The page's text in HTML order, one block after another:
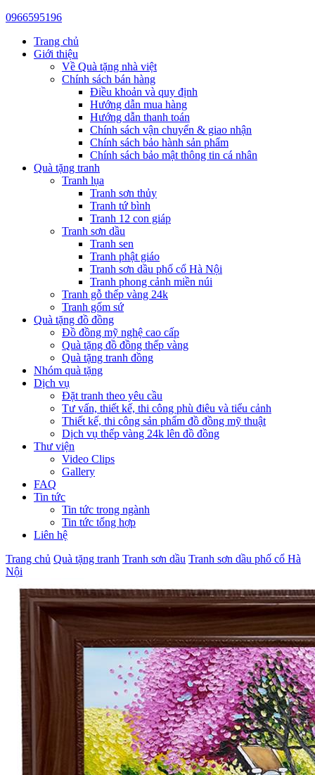
0966595196
Trang chủ
Giới thiệu
Về Quà tặng nhà việt
Chính sách bán hàng
Điều khoản và quy định
Hướng dẫn mua hàng
Hướng dẫn thanh toán
Chính sách vận chuyển & giao nhận
Chính sách bảo hành sản phẩm
Chính sách bảo mật thông tin cá nhân
Quà tặng tranh
Tranh lụa
Tranh sơn thủy
Tranh tứ bình
Tranh 12 con giáp
Tranh sơn dầu
Tranh sen
Tranh phật giáo
Tranh sơn dầu phố cổ Hà Nội
Tranh phong cảnh miền núi
Tranh gỗ thếp vàng 24k
Tranh gốm sứ
Quà tặng đồ đồng
Đồ đồng mỹ nghệ cao cấp
Quà tặng đồ đồng thếp vàng
Quà tặng tranh đồng
Nhóm quà tặng
Dịch vụ
Đặt tranh theo yêu cầu
Tư vấn, thiết kế, thi công phù điêu và tiểu cảnh
Thiết kế, thi công sản phẩm đồ đồng mỹ thuật
Dịch vụ thếp vàng 24k lên đồ đồng
Thư viện
Video Clips
Gallery
FAQ
Tin tức
Tin tức trong ngành
Tin tức tổng hợp
Liên hệ
Trang chủ Quà tặng tranh Tranh sơn dầu Tranh sơn dầu phố cổ Hà
Nội